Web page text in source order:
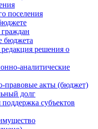
поселения
бюджета
решения о
аналитические
правовые акты (бюджет)
долг
субъектов